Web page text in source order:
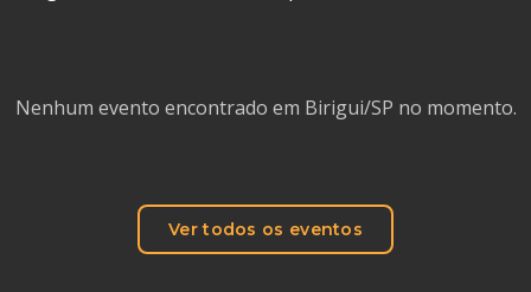
Nenhum evento encontrado em Birigui/SP no momento.
Ver todos os eventos